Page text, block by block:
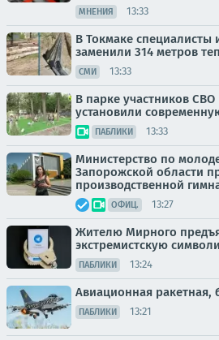
МНЕНИЯ 13:33
В Токмаке специалисты
заменили 314 метров
СМИ 13:33
В парке участников
установили
ПАБЛИКИ 13:33
Министерство по
Запорожской области
производственной
ОФИЦ. 13:27
Жителю Мирного
экстремистскую
ПАБЛИКИ 13:24
Авиационная ракетная,
ПАБЛИКИ 13:21